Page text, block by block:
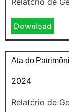
Download
Ata do
2024
Relatório de